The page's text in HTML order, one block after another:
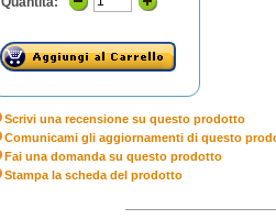
Scrivi una recensione su questo prodotto
Comunicami gli aggiornamenti di questo
Fai una domanda su questo prodotto
Stampa la scheda del prodotto